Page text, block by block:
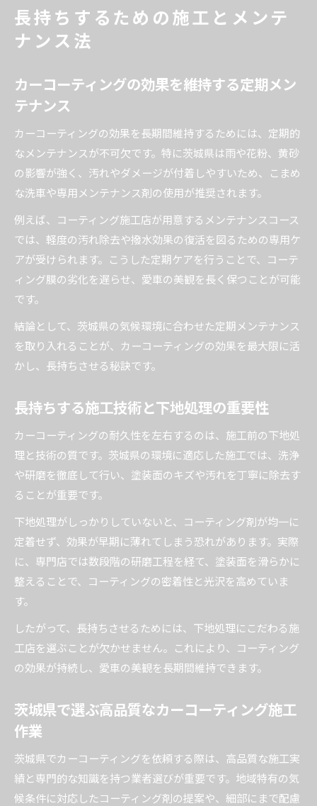
長持ちするための施工とメンテ
ナンス法
カーコーティングの効果を維持する定期メン
テナンス
カーコーティングの効果を長期間維持するためには、定期的
なメンテナンスが不可欠です。特に茨城県は雨や花粉、黄砂
の影響が強く、汚れやダメージが付着しやすいため、こまめ
な洗車や専用メンテナンス剤の使用が推奨されます。
例えば、コーティング施工店が用意するメンテナンスコース
では、軽度の汚れ除去や撥水効果の復活を図るための専用ケ
アが受けられます。こうした定期ケアを行うことで、コーテ
ィング膜の劣化を遅らせ、愛車の美観を長く保つことが可能
です。
結論として、茨城県の気候環境に合わせた定期メンテナンス
を取り入れることが、カーコーティングの効果を最大限に活
かし、長持ちさせる秘訣です。
長持ちする施工技術と下地処理の重要性
カーコーティングの耐久性を左右するのは、施工前の下地処
理と技術の質です。茨城県の環境に適応した施工では、洗浄
や研磨を徹底して行い、塗装面のキズや汚れを丁寧に除去す
ることが重要です。
下地処理がしっかりしていないと、コーティング剤が均一に
定着せず、効果が早期に薄れてしまう恐れがあります。実際
に、専門店では数段階の研磨工程を経て、塗装面を滑らかに
整えることで、コーティングの密着性と光沢を高めていま
す。
したがって、長持ちさせるためには、下地処理にこだわる施
工店を選ぶことが欠かせません。これにより、コーティング
の効果が持続し、愛車の美観を長期間維持できます。
茨城県で選ぶ高品質なカーコーティング施工
作業
茨城県でカーコーティングを依頼する際は、高品質な施工実
績と専門的な知識を持つ業者選びが重要です。地域特有の気
候条件に対応したコーティング剤の提案や、細部にまで配慮